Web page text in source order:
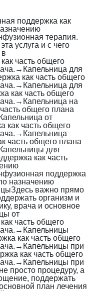
поддержка как
терапия.
услуга и с чего
часть общего
→ Капельница для
как часть общего
→ Капельница для
как часть общего
→ Капельница на
общего плана
Капельница от
как часть общего
→ Капельница
часть общего плана
Капельницы для
как часть
поддержка
назначению
Здесь важно прямо
организм и
врача и основное
от
часть общего
→ Капельницы
как часть общего
→ Капельницы при
как часть общего
→ Капельницы при
просто процедуру, а
поддержать
план лечения